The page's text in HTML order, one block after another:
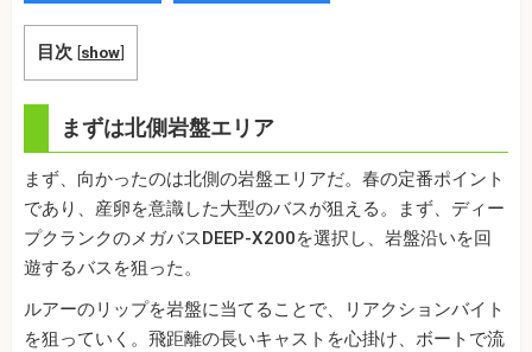
目次 [show]
まずは北側岩盤エリア
まず、向かったのは北側の岩盤エリアだ。春の定番ポイント
であり、産卵を意識した大型のバスが狙える。まず、ディー
プクランクのメガバスDEEP-X200を選択し、岩盤沿いを回
遊するバスを狙った。
ルアーのリップを岩盤に当てることで、リアクションバイト
を狙っていく。飛距離の長いキャストを心掛け、ボートで流